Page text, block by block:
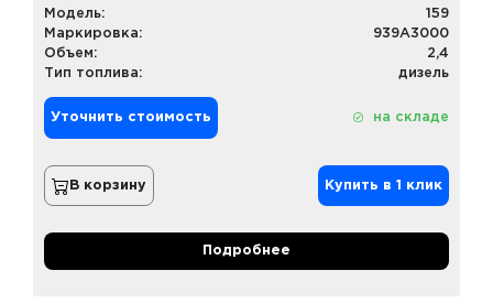
Модель:
159
Маркировка:
939A3000
Объем:
2,4
Тип топлива:
дизель
Уточнить стоимость на складе
В корзину Купить в 1 клик
Подробнее